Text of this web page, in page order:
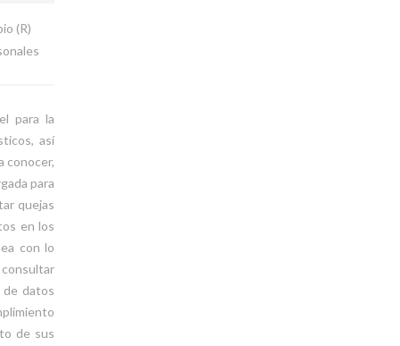
(R)
para la
así
conocer,
para
quejas
en los
con lo
datos
de sus